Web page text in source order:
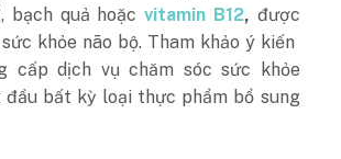
bạch quả hoặcvitamin B12, được
khỏe não bộ. Tham khảo ý kiến
cấp dịch vụ chăm sóc sức khỏe
bất kỳ loại thực phẩm bổ sung